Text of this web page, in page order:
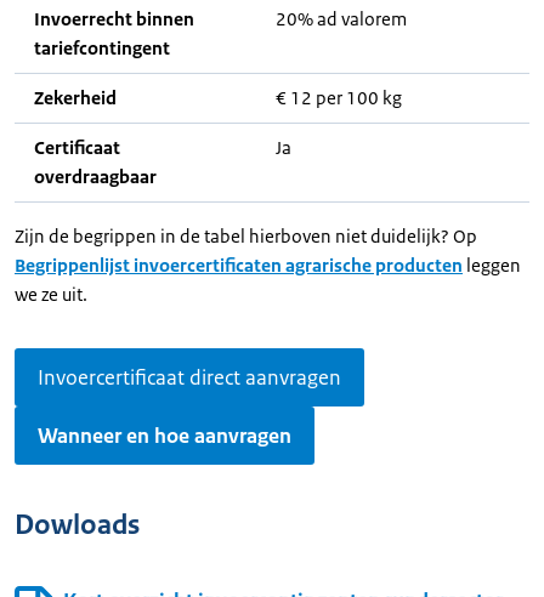
Invoerrecht binnen
tariefcontingent
20% ad valorem
Zekerheid € 12 per 100 kg
Certificaat
overdraagbaar
Ja
Zijn de begrippen in de tabel hierboven niet duidelijk? Op
Begrippenlijst invoercertificaten agrarische producten leggen
we ze uit.
Invoercertificaat direct aanvragen
Wanneer en hoe aanvragen
Dowloads